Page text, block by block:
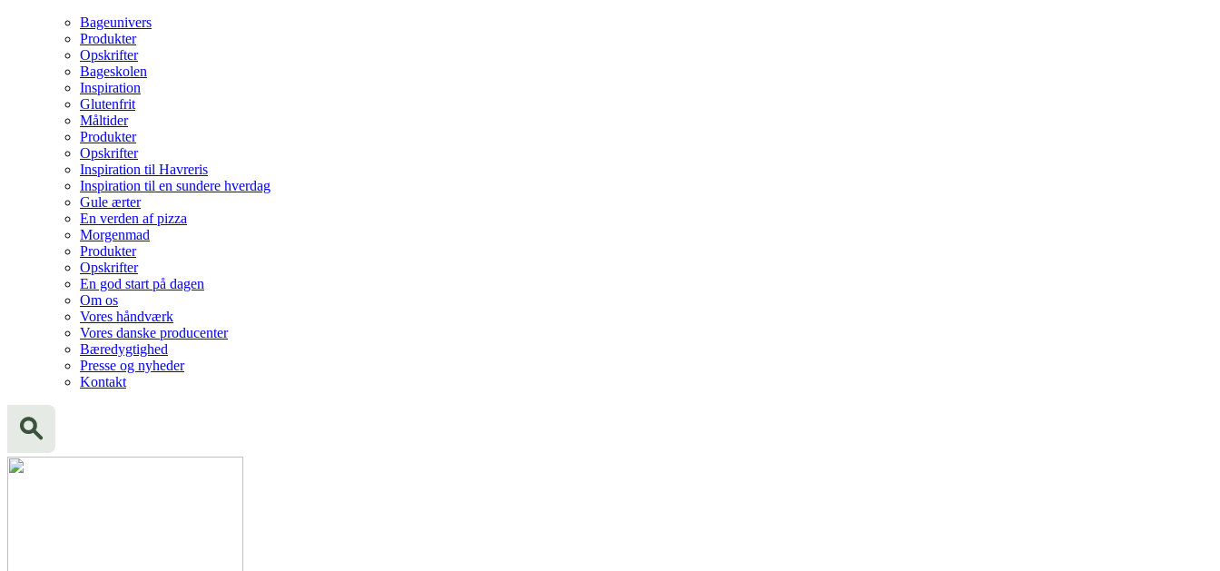
Bageunivers
Produkter
Opskrifter
Bageskolen
Inspiration
Glutenfrit
Måltider
Produkter
Opskrifter
Inspiration til Havreris
Inspiration til en sundere hverdag
Gule ærter
En verden af pizza
Morgenmad
Produkter
Opskrifter
En god start på dagen
Om os
Vores håndværk
Vores danske producenter
Bæredygtighed
Presse og nyheder
Kontakt